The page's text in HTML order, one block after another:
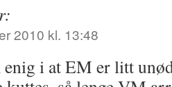
2010 kl. 13:48
enig i at EM er litt